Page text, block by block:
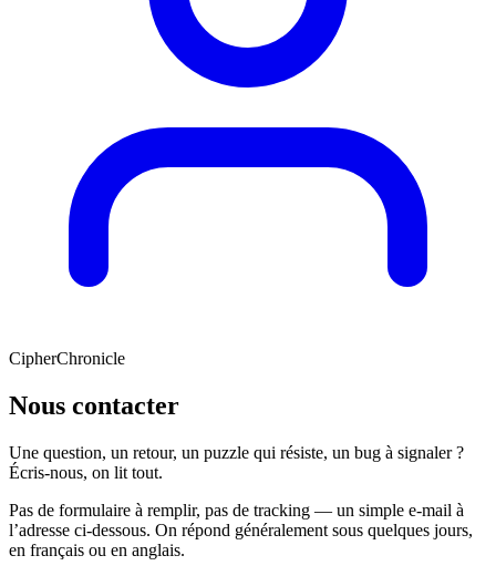
CipherChronicle
Nous contacter
Une question, un retour, un puzzle qui résiste, un bug à signaler ?
Écris-nous, on lit tout.
Pas de formulaire à remplir, pas de tracking — un simple e-mail à
l’adresse ci-dessous. On répond généralement sous quelques jours,
en français ou en anglais.